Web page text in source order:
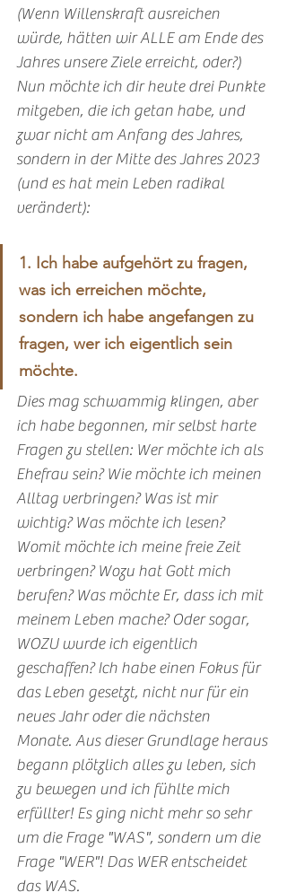
(Wenn Willenskraft ausreichen
würde, hätten wir ALLE am Ende des
Jahres unsere Ziele erreicht, oder?)
Nun möchte ich dir heute drei Punkte
mitgeben, die ich getan habe, und
zwar nicht am Anfang des Jahres,
sondern in der Mitte des Jahres 2023
(und es hat mein Leben radikal
verändert):
1. Ich habe aufgehört zu fragen,
was ich erreichen möchte,
sondern ich habe angefangen zu
fragen, wer ich eigentlich sein
möchte.
Dies mag schwammig klingen, aber
ich habe begonnen, mir selbst harte
Fragen zu stellen: Wer möchte ich als
Ehefrau sein? Wie möchte ich meinen
Alltag verbringen? Was ist mir
wichtig? Was möchte ich lesen?
Womit möchte ich meine freie Zeit
verbringen? Wozu hat Gott mich
berufen? Was möchte Er, dass ich mit
meinem Leben mache? Oder sogar,
WOZU wurde ich eigentlich
geschaffen? Ich habe einen Fokus für
das Leben gesetzt, nicht nur für ein
neues Jahr oder die nächsten
Monate. Aus dieser Grundlage heraus
begann plötzlich alles zu leben, sich
zu bewegen und ich fühlte mich
erfüllter! Es ging nicht mehr so sehr
um die Frage "WAS", sondern um die
Frage "WER"! Das WER entscheidet
das WAS.